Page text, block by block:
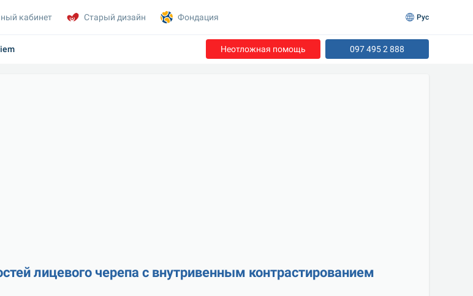
Неотложная помощь 097 495 2 888
лицевого черепа с внутривенным контрастированием
кабинет Старый дизайн Фондация Рус